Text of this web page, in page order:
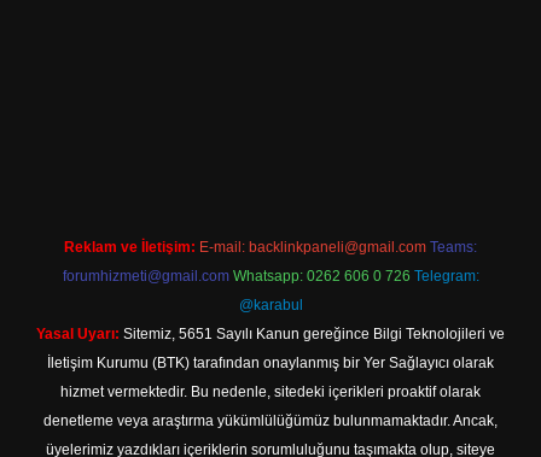
Reklam ve İletişim: E-mail: backlinkpaneli@gmail.com Teams:
forumhizmeti@gmail.com Whatsapp: 0262 606 0 726 Telegram:
@karabul
Yasal Uyarı: Sitemiz, 5651 Sayılı Kanun gereğince Bilgi Teknolojileri ve
İletişim Kurumu (BTK) tarafından onaylanmış bir Yer Sağlayıcı olarak
hizmet vermektedir. Bu nedenle, sitedeki içerikleri proaktif olarak
denetleme veya araştırma yükümlülüğümüz bulunmamaktadır. Ancak,
üyelerimiz yazdıkları içeriklerin sorumluluğunu taşımakta olup, siteye